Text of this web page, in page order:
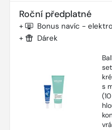
Roční předplatné
+ Bonus navíc -
+ Dárek
s